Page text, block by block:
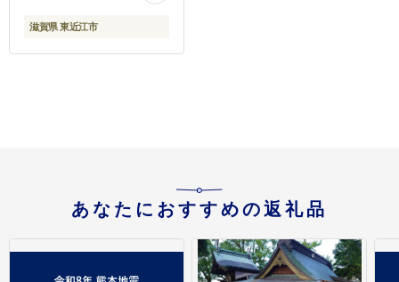
滋賀県 東近江市
あなたにおすすめの返礼品